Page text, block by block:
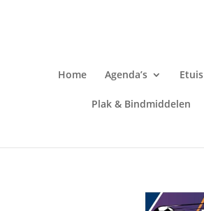
Home Agenda’s Etuis
Plak & Bindmiddelen